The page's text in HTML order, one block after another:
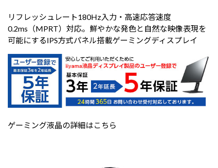
リフレッシュレート180Hz入力・高速応答速度
0.2ms（MPRT）対応。鮮やかな発色と自然な映像表現を
可能にするIPS方式パネル搭載ゲーミングディスプレイ
ゲーミング液晶の詳細はこちら